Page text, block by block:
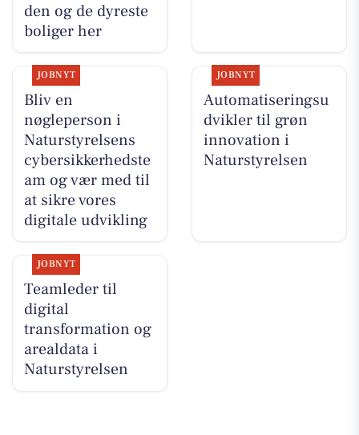
den og de dyreste
boliger her
JOBNYT
Bliv en
nøgleperson i
Naturstyrelsens
cybersikkerhedste
am og vær med til
at sikre vores
digitale udvikling
JOBNYT
Automatiseringsu
dvikler til grøn
innovation i
Naturstyrelsen
JOBNYT
Teamleder til
digital
transformation og
arealdata i
Naturstyrelsen